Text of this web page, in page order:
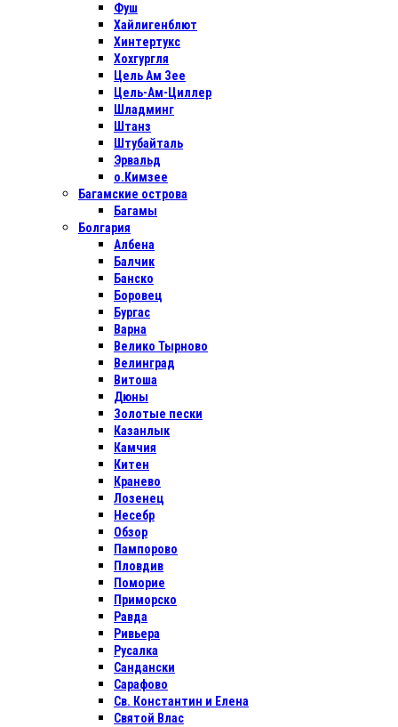
Фуш
Хайлигенблют
Хинтертукс
Хохгургля
Цель Ам Зее
Цель-Ам-Циллер
Шладминг
Штанз
Штубайталь
Эрвальд
о.Кимзее
Багамские острова
Багамы
Болгария
Албена
Балчик
Банско
Боровец
Бургас
Варна
Велико Тырново
Велинград
Витоша
Дюны
Золотые пески
Казанлык
Камчия
Китен
Кранево
Лозенец
Несебр
Обзор
Пампорово
Пловдив
Поморие
Приморско
Равда
Ривьера
Русалка
Сандански
Сарафово
Св. Константин и Елена
Святой Влас